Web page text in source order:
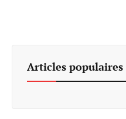
Articles populaires